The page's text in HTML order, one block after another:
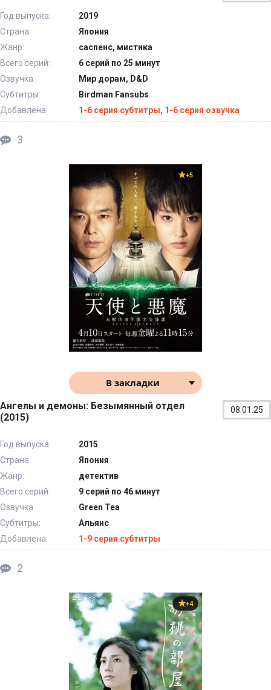
Год выпуска:
2019
Страна:
Япония
Жанр:
саспенс, мистика
Всего серий:
6 серий по 25 минут
Озвучка:
Мир дорам, D&D
Субтитры:
Birdman Fansubs
Добавлена:
1-6 серия субтитры, 1-6 серия озвучка
3
+5
В закладки
Ангелы и демоны: Безымянный отдел
(2015)
08.01.25
Год выпуска:
2015
Страна:
Япония
Жанр:
детектив
Всего серий:
9 серий по 46 минут
Озвучка:
Green Tea
Субтитры:
Альянс
Добавлена:
1-9 серия субтитры
2
+4